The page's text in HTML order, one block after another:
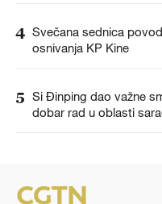
4 Svečana sednica
osnivanja KP Kine
5 Si Đinping dao važne
dobar rad u oblasti